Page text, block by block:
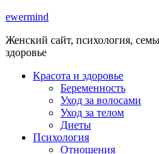
ewermind
Женский сайт, психология,
здоровье
Красота и здоровье
Беременность
Уход за волосами
Уход за телом
Диеты
Психология
Отношения